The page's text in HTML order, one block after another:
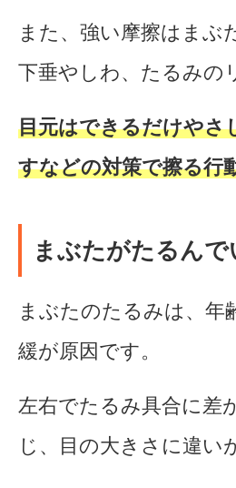
また、強い摩擦はまぶ
下垂やしわ、たるみの
目元はできるだけやさ
すなどの対策で擦る行
まぶたがたるんで
まぶたのたるみは、年
緩が原因です。
左右でたるみ具合に差
じ、目の大きさに違い